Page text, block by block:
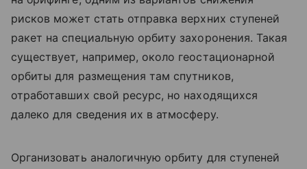
рисков может стать отправка верхних ступеней
ракет на специальную орбиту захоронения. Такая
существует, например, около геостационарной
орбиты для размещения там спутников,
отработавших свой ресурс, но находящихся
далеко для сведения их в атмосферу.
Организовать аналогичную орбиту для ступеней